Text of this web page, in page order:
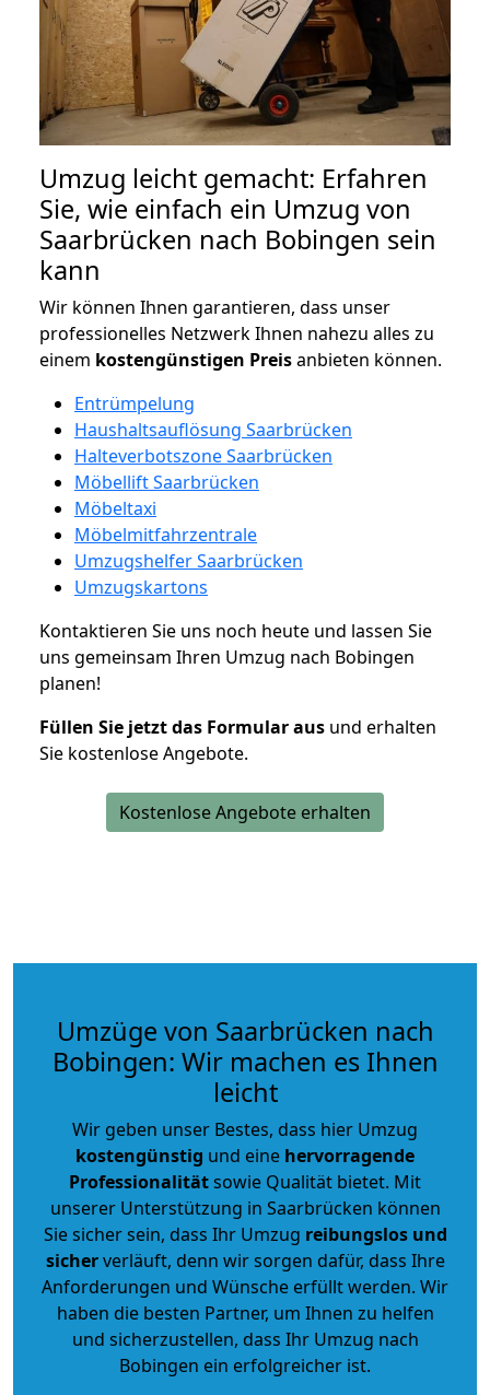
Umzug leicht gemacht: Erfahren
Sie, wie einfach ein Umzug von
Saarbrücken nach Bobingen sein
kann
Wir können Ihnen garantieren, dass unser
professionelles Netzwerk Ihnen nahezu alles zu
einem kostengünstigen Preisanbieten können.
Entrümpelung
Haushaltsauflösung Saarbrücken
Halteverbotszone Saarbrücken
Möbellift Saarbrücken
Möbeltaxi
Möbelmitfahrzentrale
Umzugshelfer Saarbrücken
Umzugskartons
Kontaktieren Sie uns noch heute und lassen Sie
uns gemeinsam Ihren Umzug nach Bobingen
planen!
Füllen Sie jetzt das Formular aus und erhalten
Sie kostenlose Angebote.
Kostenlose Angebote erhalten
Umzüge von Saarbrücken nach
Bobingen: Wir machen es Ihnen
leicht
Wir geben unser Bestes, dass hier Umzug
kostengünstig und eine hervorragende
Professionalitätsowie Qualität bietet. Mit
unserer Unterstützung in Saarbrücken können
Sie sicher sein, dass Ihr Umzug reibungslos und
sicherverläuft, denn wir sorgen dafür, dass Ihre
Anforderungen und Wünsche erfüllt werden. Wir
haben die besten Partner, um Ihnen zu helfen
und sicherzustellen, dass Ihr Umzug nach
Bobingen ein erfolgreicher ist.